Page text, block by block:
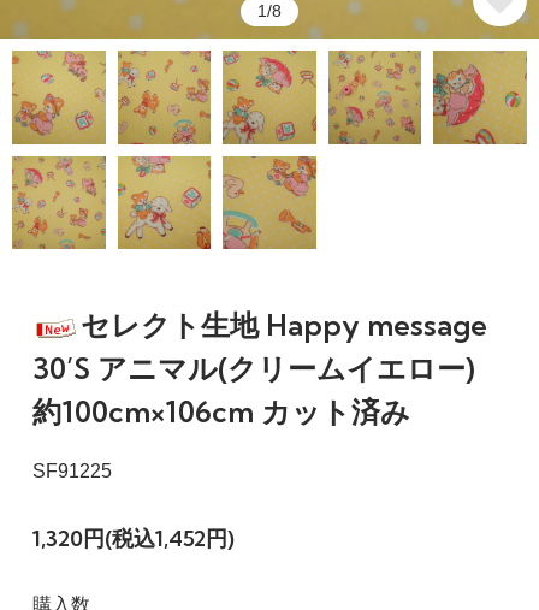
1/8
セレクト生地 Happy message
30’S アニマル(クリームイエロー)
約100cm×106cm カット済み
SF91225
1,320円(税込1,452円)
購入数